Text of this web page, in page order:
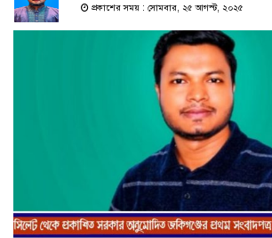
প্রকাশের সময় : সোমবার, ২৫ আগস্ট, ২০২৫